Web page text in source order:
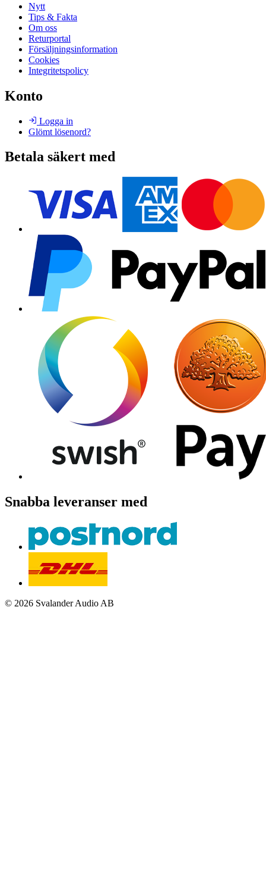
Nytt
Tips & Fakta
Om oss
Returportal
Försäljningsinformation
Cookies
Integritetspolicy
Konto
Logga in
Glömt lösenord?
Betala säkert med
Snabba leveranser med
© 2026 Svalander Audio AB